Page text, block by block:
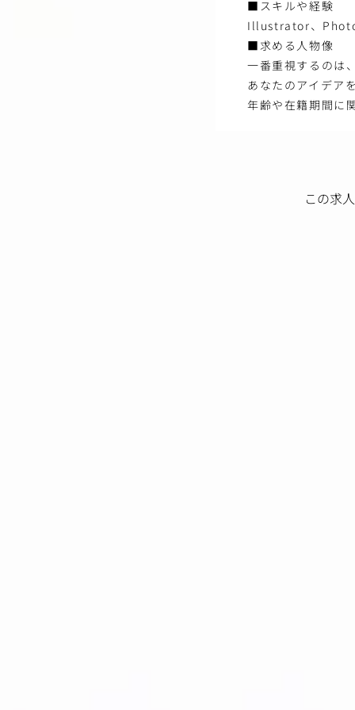
■スキルや経験
Illustrator、
■求める人物像
一番重視するのは
あなたのアイデア
年齢や在籍期間に
この求